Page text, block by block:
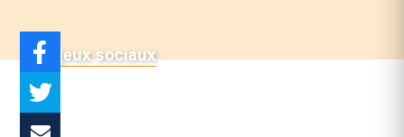
Enjeux sociaux